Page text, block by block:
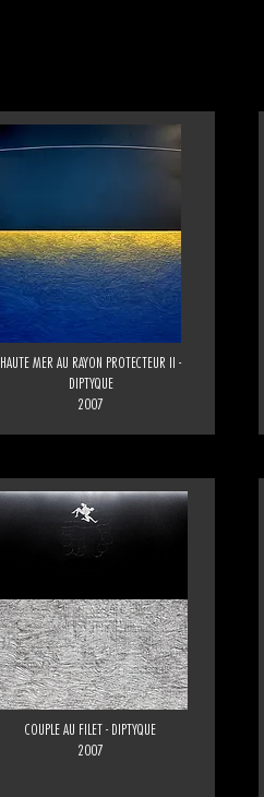
HAUTE MER AU RAYON PROTECTEUR II -
DIPTYQUE
2007
COUPLE AU FILET - DIPTYQUE
2007